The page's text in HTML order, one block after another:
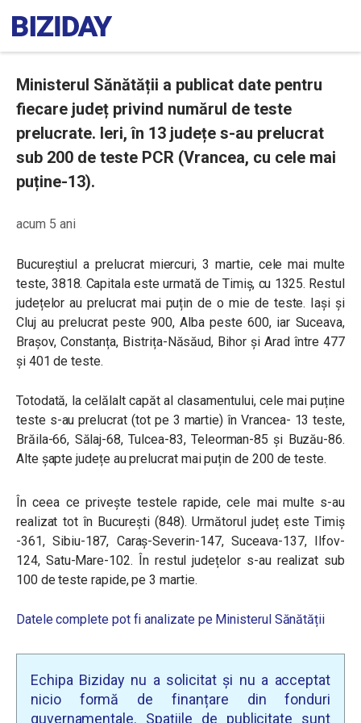
Ministerul Sănătății a publicat date pentru
fiecare județ privind numărul de teste
prelucrate. Ieri, în 13 județe s-au prelucrat
sub 200 de teste PCR (Vrancea, cu cele mai
puține-13).
acum 5 ani
Bucureștiul a prelucrat miercuri, 3 martie, cele mai multe
teste, 3818. Capitala este urmată de Timiș, cu 1325. Restul
județelor au prelucrat mai puțin de o mie de teste. Iași și
Cluj au prelucrat peste 900, Alba peste 600, iar Suceava,
Brașov, Constanța, Bistrița-Năsăud, Bihor și Arad între 477
și 401 de teste.
Totodată, la celălalt capăt al clasamentului, cele mai puține
teste s-au prelucrat (tot pe 3 martie) în Vrancea- 13 teste,
Brăila-66, Sălaj-68, Tulcea-83, Teleorman-85 și Buzău-86.
Alte șapte județe au prelucrat mai puțin de 200 de teste.
În ceea ce privește testele rapide, cele mai multe s-au
realizat tot în București (848). Următorul județ este Timiș
-361, Sibiu-187, Caraș-Severin-147, Suceava-137, Ilfov-
124, Satu-Mare-102. În restul județelor s-au realizat sub
100 de teste rapide, pe 3 martie.
Datele complete pot fi analizate pe Ministerul Sănătății
Echipa Biziday nu a solicitat și nu a acceptat
nicio formă de finanțare din fonduri
guvernamentale. Spațiile de publicitate sunt